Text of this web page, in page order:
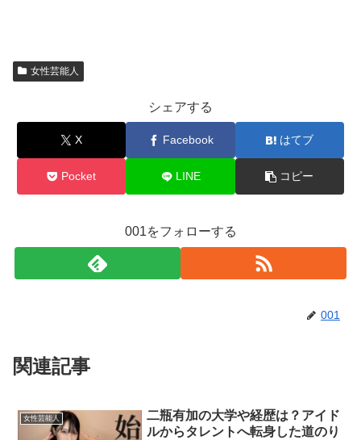
女性芸能人
シェアする
X Facebook はてブ
Pocket LINE コピー
001をフォローする
001
関連記事
女性芸能人
二瓶有加の大学や経歴は？アイド
ルからタレントへ転身した道のり